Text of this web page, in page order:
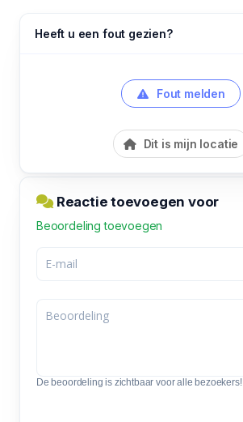
Heeft u een fout gezien?
Fout melden
Dit is mijn locatie
Reactie toevoegen voor
Beoordeling toevoegen
De beoordeling is zichtbaar voor alle bezoekers!